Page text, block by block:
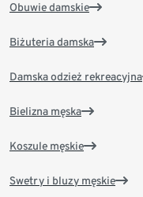
Obuwie damskie
Biżuteria damska
Damska odzież rekreacyjna
Bielizna męska
Koszule męskie
Swetry i bluzy męskie